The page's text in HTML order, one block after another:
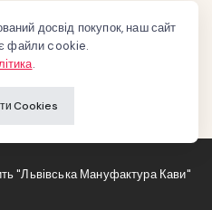
"Львівська Мануфактура Кави"
досвід покупок, наш сайт
файли cookie.
.
Cookies